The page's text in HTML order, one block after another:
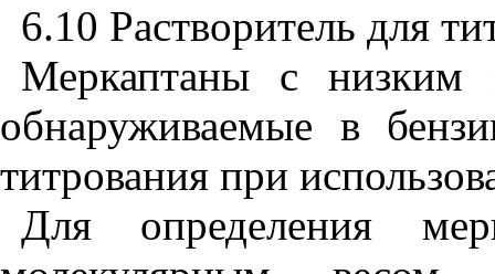
6.10 Растворитель для
Меркаптаны с низким
обнаруживаемые в
титрования при
Для определения